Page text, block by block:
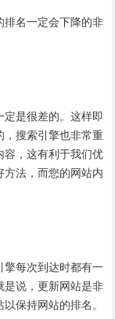
排名一定会下降的非
定是很差的。这样即
，搜索引擎也非常重
容，这有利于我们优
方法，而您的网站内
擎每次到达时都有一
是说，更新网站是非
保持网站的排名。